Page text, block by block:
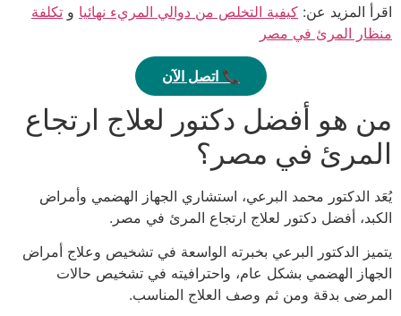
اقرأ المزيد عن: كيفية التخلص من دوالي المريء نهائيا و تكلفة
منظار المرئ في مصر
📞 اتصل الآن
من هو أفضل دكتور لعلاج ارتجاع
المرئ في مصر؟
يُعَد الدكتور محمد البرعي، استشاري الجهاز الهضمي وأمراض
الكبد، أفضل دكتور لعلاج ارتجاع المرئ في مصر.
يتميز الدكتور البرعي بخبرته الواسعة في تشخيص وعلاج أمراض
الجهاز الهضمي بشكل عام، واحترافيته في تشخيص حالات
المرضى بدقة ومن ثم وصف العلاج المناسب.